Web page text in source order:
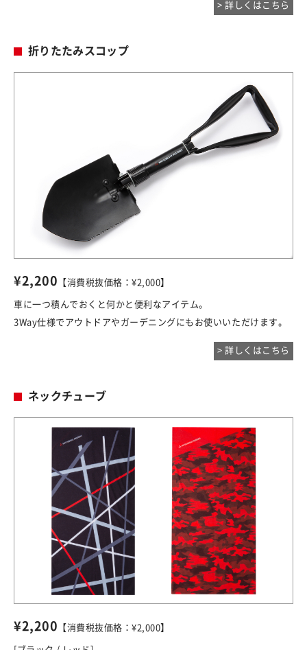
> 詳しくはこちら
折りたたみスコップ
¥2,200 【消費税抜価格：¥2,000】
車に一つ積んでおくと何かと便利なアイテム。
3Way仕様でアウトドアやガーデニングにもお使いいただけます。
> 詳しくはこちら
ネックチューブ
¥2,200 【消費税抜価格：¥2,000】